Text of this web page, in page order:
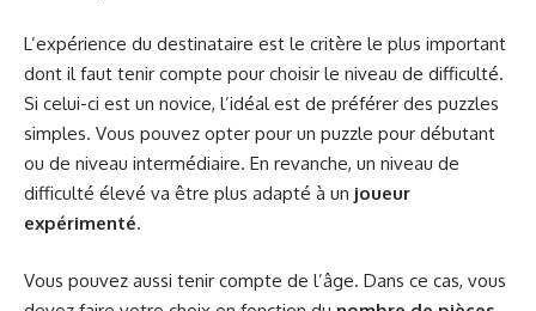
L’expérience du destinataire est le critère le plus important
dont il faut tenir compte pour choisir le niveau de difficulté.
Si celui-ci est un novice, l’idéal est de préférer des puzzles
simples. Vous pouvez opter pour un puzzle pour débutant
ou de niveau intermédiaire. En revanche, un niveau de
difficulté élevé va être plus adapté à un joueur
expérimenté.
Vous pouvez aussi tenir compte de l’âge. Dans ce cas, vous